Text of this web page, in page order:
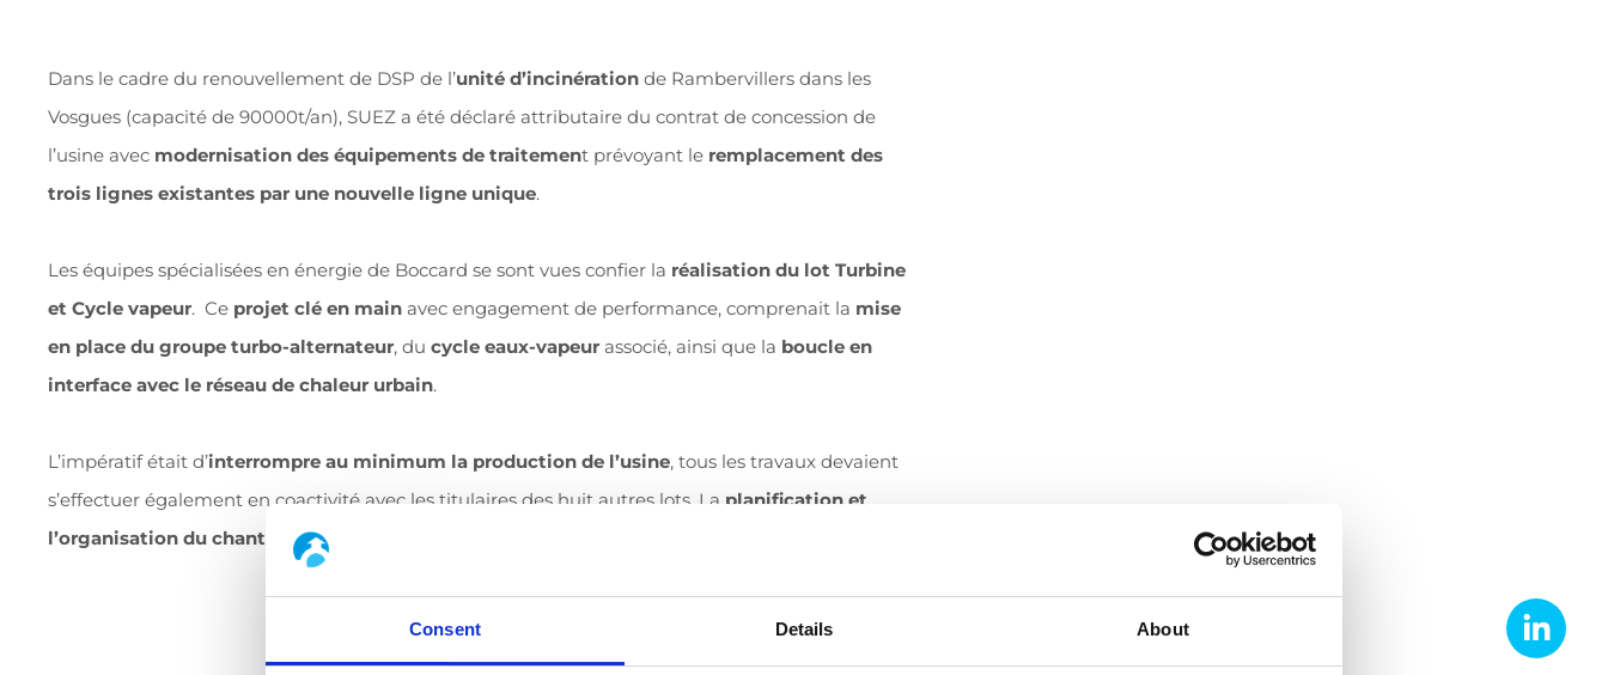
Consent Details About
Dans le cadre du renouvellement de DSP de l’unité d’incinération de Rambervillers dans les
Vosgues (capacité de 90000t/an), SUEZ a été déclaré attributaire du contrat de concession de
l’usine avec modernisation des équipements de traitement prévoyant le remplacement des
trois lignes existantes par une nouvelle ligne unique.
Les équipes spécialisées en énergie de Boccard se sont vues confier la réalisation du lot Turbine
et Cycle vapeur. Ce projet clé en main avec engagement de performance, comprenait la mise
en place du groupe turbo-alternateur, du cycle eaux-vapeur associé, ainsi que la boucle en
interface avec le réseau de chaleur urbain.
L’impératif était d’interrompre au minimum la production de l’usine, tous les travaux devaient
s’effectuer également en coactivité avec les titulaires des huit autres lots. La planification et
l’organisation du chantier
constituaient ainsi un défi permanent.